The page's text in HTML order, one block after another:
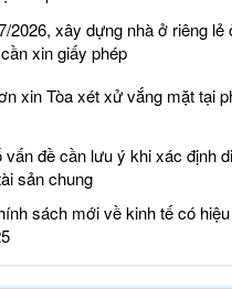
2026, xây dựng nhà ở riêng lẻ
xin giấy phép
xin Tòa xét xử vắng mặt tại
vấn đề cần lưu ý khi xác định
sản chung
sách mới về kinh tế có